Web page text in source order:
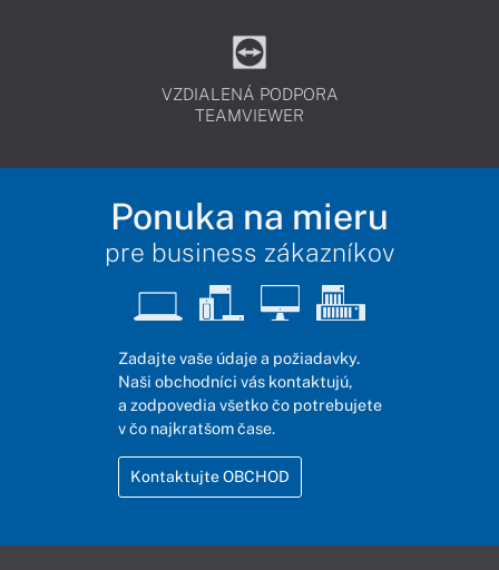
VZDIALENÁ PODPORA
TEAMVIEWER
Ponuka na mieru
pre business zákazníkov
Zadajte vaše údaje a požiadavky.
Naši obchodníci vás kontaktujú,
a zodpovedia všetko čo potrebujete
v čo najkratšom čase.
Kontaktujte OBCHOD